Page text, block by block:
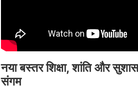
नया बस्तर शिक्षा,शांति और
संगम